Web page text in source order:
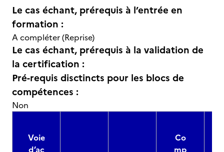
Le cas échant, prérequis à l’entrée en
formation :
A compléter (Reprise)
Le cas échant, prérequis à la validation de
la certification :
Pré-requis disctincts pour les blocs de
compétences :
Non
Voie
d’ac
Co
mp